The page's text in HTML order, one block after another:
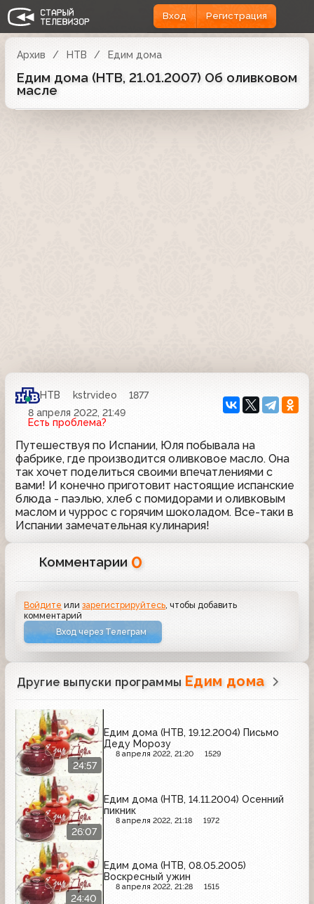
Вход Регистрация
Архив НТВ Едим дома
Едим дома (НТВ, 21.01.2007) Об оливковом
масле
НТВ kstrvideo
1877
8 апреля 2022, 21:49
Есть проблема?
Путешествуя по Испании, Юля побывала на
фабрике, где производится оливковое масло. Она
так хочет поделиться своими впечатлениями с
вами! И конечно приготовит настоящие испанские
блюда - паэлью, хлеб с помидорами и оливковым
маслом и чуррос с горячим шоколадом. Все-таки в
Испании замечательная кулинария!
Комментарии 0
Войдите илизарегистрируйтесь , чтобы добавить
комментарий
Вход через Телеграм
Другие выпуски программы Едим дома
24:57
Едим дома (НТВ, 19.12.2004) Письмо
Деду Морозу
8 апреля 2022, 21:20 1529
26:07
Едим дома (НТВ, 14.11.2004) Осенний
пикник
8 апреля 2022, 21:18 1972
24:40
Едим дома (НТВ, 08.05.2005)
Воскресный ужин
8 апреля 2022, 21:28 1515